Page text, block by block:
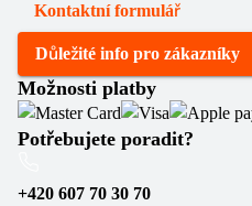
Kontaktní formulář
Důležité info pro zákazníky
Možnosti platby
Potřebujete poradit?
+420 607 70 30 70